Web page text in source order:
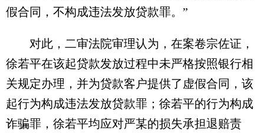
假合同，不构成违法发放贷款罪。”
对此，二审法院审理认为，在案卷宗佐证，
徐若平在该起贷款发放过程中未严格按照银行相
关规定办理，并为贷款客户提供了虚假合同，该
起行为构成违法发放贷款罪；徐若平的行为构成
诈骗罪，徐若平均应对严某的损失承担退赔责